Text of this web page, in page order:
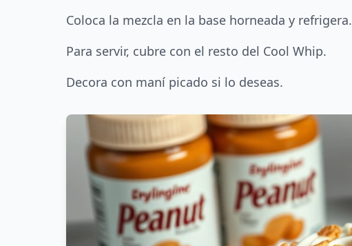
Coloca la mezcla en la base horneada y refrigera.
Para servir, cubre con el resto del Cool Whip.
Decora con maní picado si lo deseas.